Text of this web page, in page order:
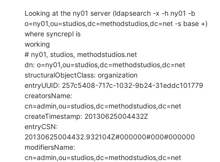
Looking at the ny01 server (ldapsearch -x -h ny01 -b
o=ny01,ou=studios,dc=methodstudios,dc=net -s base +)
where syncrepl is
working
# ny01, studios, methodstudios.net
dn: o=ny01,ou=studios,dc=methodstudios,dc=net
structuralObjectClass: organization
entryUUID: 257c5408-717c-1032-9b24-31eddc101779
creatorsName:
cn=admin,ou=studios,dc=methodstudios,dc=net
createTimestamp: 20130625004432Z
entryCSN:
20130625004432.932104Z#000000#000#000000
modifiersName:
cn=admin,ou=studios,dc=methodstudios,dc=net